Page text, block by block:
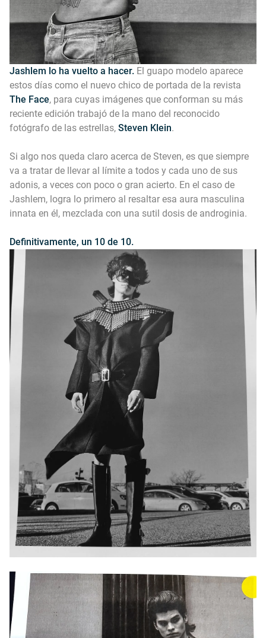
Jashlem lo ha vuelto a hacer. El guapo modelo aparece
estos días como el nuevo chico de portada de la revista
The Face, para cuyas imágenes que conforman su más
reciente edición trabajó de la mano del reconocido
fotógrafo de las estrellas, Steven Klein.
Si algo nos queda claro acerca de Steven, es que siempre
va a tratar de llevar al límite a todos y cada uno de sus
adonis, a veces con poco o gran acierto. En el caso de
Jashlem, logra lo primero al resaltar esa aura masculina
innata en él, mezclada con una sutil dosis de androginia.
Definitivamente, un 10 de 10.